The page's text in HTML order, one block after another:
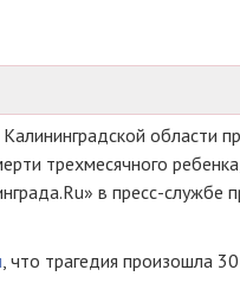
области
трехмесячного
в пресс-службе
, что трагедия произошла